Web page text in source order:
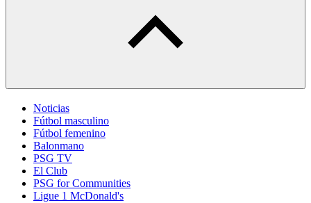
Noticias
Fútbol masculino
Fútbol femenino
Balonmano
PSG TV
El Club
PSG for Communities
Ligue 1 McDonald's